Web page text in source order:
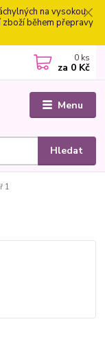
na vysokou
zboží během přepravy
Menu
Hledat
0 ks
za 0 Kč
1